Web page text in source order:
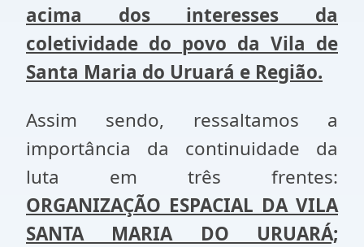
acima dos interesses da
coletividade do povo da Vila de
Santa Maria do Uruará e Região.
Assim sendo, ressaltamos a
importância da continuidade da
luta em três frentes:
ORGANIZAÇÃO ESPACIAL DA VILA
SANTA MARIA DO URUARÁ;